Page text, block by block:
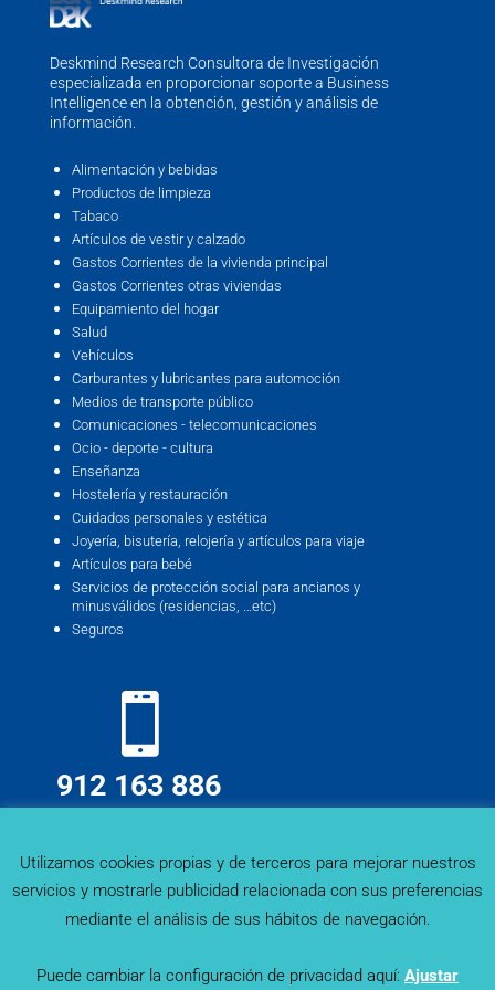
Deskmind Research Consultora de Investigación
especializada en proporcionar soporte a Business
Intelligence en la obtención, gestión y análisis de
información.
Alimentación y bebidas
Productos de limpieza
Tabaco
Artículos de vestir y calzado
Gastos Corrientes de la vivienda principal
Gastos Corrientes otras viviendas
Equipamiento del hogar
Salud
Vehículos
Carburantes y lubricantes para automoción
Medios de transporte público
Comunicaciones - telecomunicaciones
Ocio - deporte - cultura
Enseñanza
Hostelería y restauración
Cuidados personales y estética
Joyería, bisutería, relojería y artículos para viaje
Artículos para bebé
Servicios de protección social para ancianos y
minusválidos (residencias, …etc)
Seguros
912 163 886
Utilizamos cookies propias y de terceros para mejorar nuestros
servicios y mostrarle publicidad relacionada con sus preferencias
mediante el análisis de sus hábitos de navegación.
Puede cambiar la configuración de privacidad aquí: Ajustar